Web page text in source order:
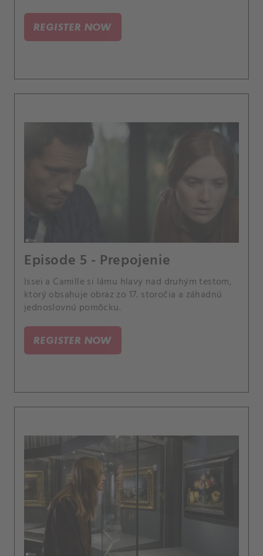
REGISTER NOW
Episode 5 - Prepojenie
Issei a Camille si lámu hlavy nad druhým testom,
ktorý obsahuje obraz zo 17. storočia a záhadnú
jednoslovnú pomôcku.
REGISTER NOW